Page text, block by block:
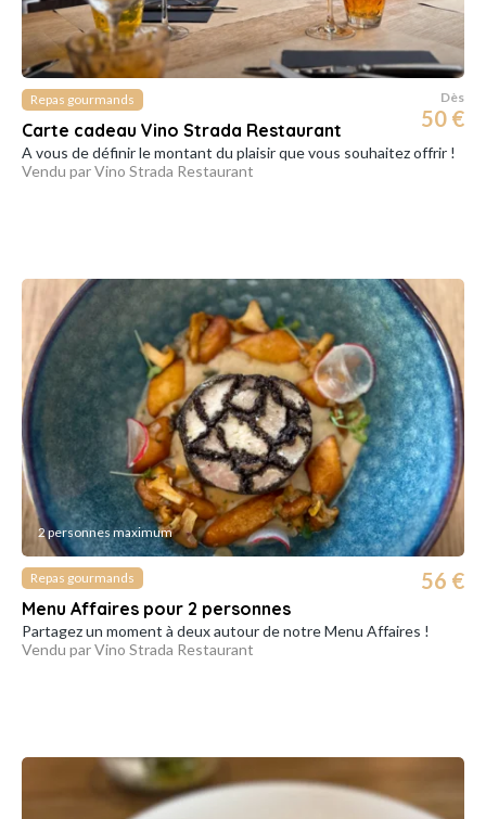
Repas gourmands
Carte cadeau Vino Strada Restaurant
Dès
50 €
A vous de définir le montant du plaisir que vous souhaitez offrir !
Vendu par Vino Strada Restaurant
2 personnes maximum
Repas gourmands
Menu Affaires pour 2 personnes
56 €
Partagez un moment à deux autour de notre Menu Affaires !
Vendu par Vino Strada Restaurant